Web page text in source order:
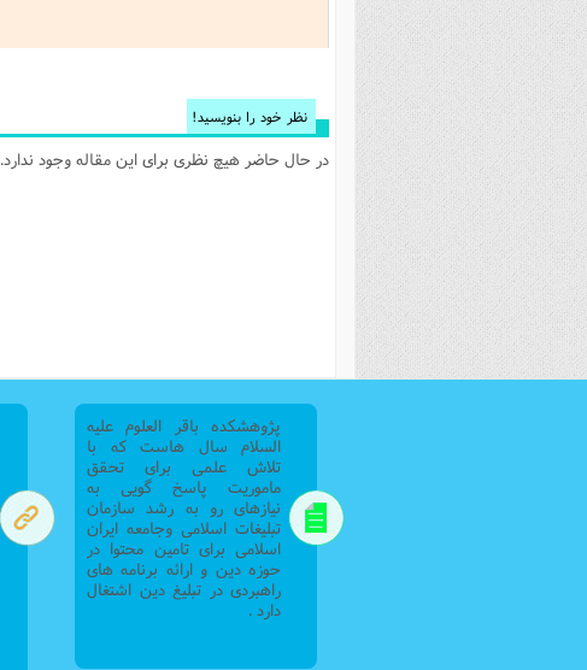
نظر خود را بنویسید!
در حال حاضر هیچ نظری برای این مقاله وجود ندارد.
پژوهشکده باقر العلوم علیه
السلام سال هاست که با
تلاش علمی برای تحقق
ماموریت پاسخ گویی به
نیازهای رو به رشد سازمان
تبلیغات اسلامی وجامعه ایران
اسلامی برای تامین محتوا در
حوزه دین و ارائه برنامه های
راهبردی در تبلیغ دین اشتغال
دارد .